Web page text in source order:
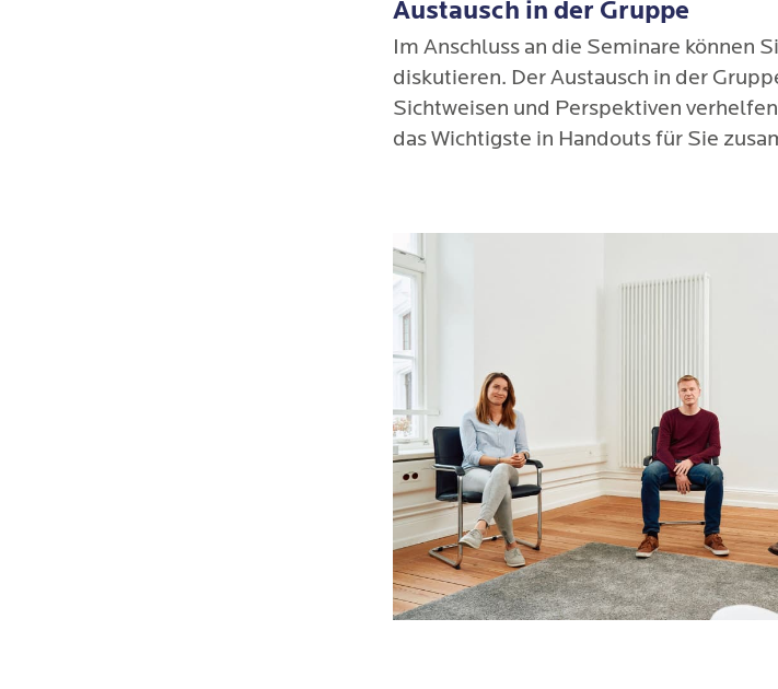
Austausch in der Gruppe
Im Anschluss an die Seminare können
diskutieren. Der Austausch in der
Sichtweisen und Perspektiven
das Wichtigste in Handouts für Sie